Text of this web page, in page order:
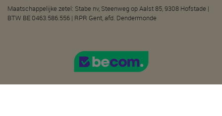
Maatschappelijke zetel: Stabe nv, Steenweg op Aalst 85, 9308 Hofstade |
BTW BE 0463.586.556 | RPR Gent, afd. Dendermonde